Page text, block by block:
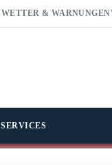
WETTER & WARNUNGEN
SERVICES